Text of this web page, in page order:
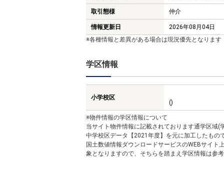
取引態様 仲介
情報更新日
2026年08月04日
※各種情報と差異がある場合は現況優先となります
学区情報
小学校区
()
※物件情報の学区情報について
当サイト物件情報に記載されております通学区域
中学校区データ【2021年度】を元に加工したもの
国土数値情報ダウンロードサービスのWEBサイ
象となりますので、そちらを踏まえ学区情報は参